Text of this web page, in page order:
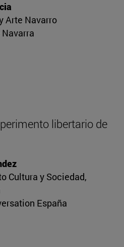
Arte Navarro
libertario de
Cultura y Sociedad,
España